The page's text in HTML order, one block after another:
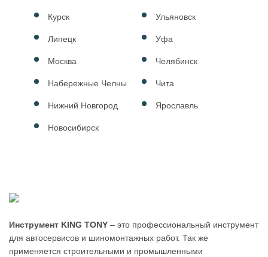
Курск
Липецк
Москва
Набережные Челны
Нижний Новгород
Новосибирск
Ульяновск
Уфа
Челябинск
Чита
Ярославль
Инструмент KING TONY – это профессиональный инструмент
для автосервисов и шиномонтажных работ. Так же
применяется строительными и промышленными